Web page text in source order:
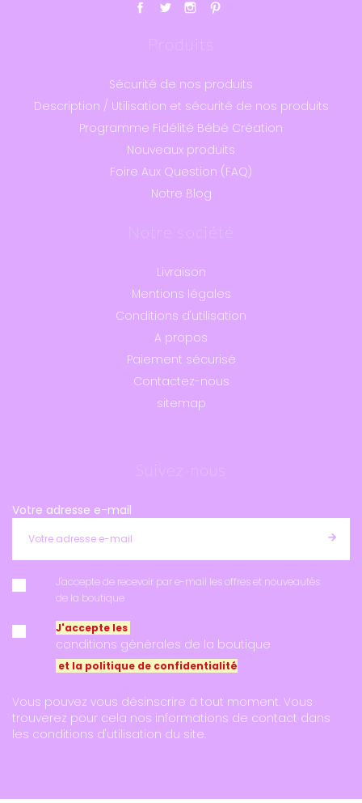
Produits
Sécurité de nos produits
Description / Utilisation et sécurité de nos produits
Programme Fidélité Bébé Création
Nouveaux produits
Foire Aux Question (FAQ)
Notre Blog
Notre société
Livraison
Mentions légales
Conditions d'utilisation
A propos
Paiement sécurisé
Contactez-nous
sitemap
Suivez-nous
Votre adresse e-mail
J'accepte de recevoir par e-mail les offres et nouveautés
de la boutique
J'accepte les
conditions générales de la boutique
et la politique de confidentialité
Vous pouvez vous désinscrire à tout moment. Vous
trouverez pour cela nos informations de contact dans
les conditions d'utilisation du site.